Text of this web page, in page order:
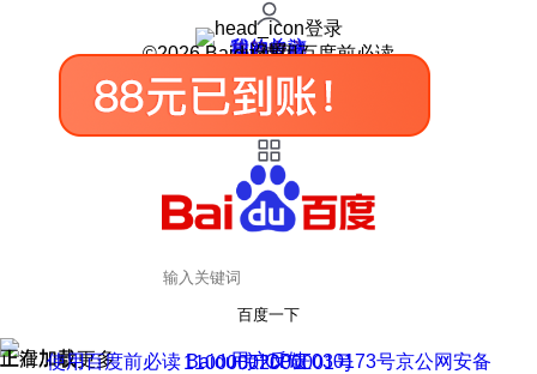
登录
我的关注
我的收藏
皮肤中心
用户反馈
设置
©2026 Baidu 使用百度前必读
百度一下
正在加载
上滑加载更多 用户反馈
使用百度前必读 Baidu 京ICP证030173号
京公网安备11000002000001号